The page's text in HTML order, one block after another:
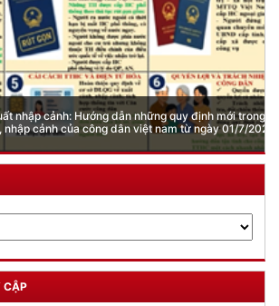
cảnh: Hướng dẫn những quy định mới trong lĩnh
cảnh của công dân việt nam từ ngày 01/7/2026
CẬP